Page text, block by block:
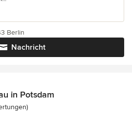
Nachricht
Berlin
in Potsdam
5 von 5 Sternen